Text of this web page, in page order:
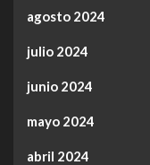
agosto 2024
julio 2024
junio 2024
mayo 2024
abril 2024